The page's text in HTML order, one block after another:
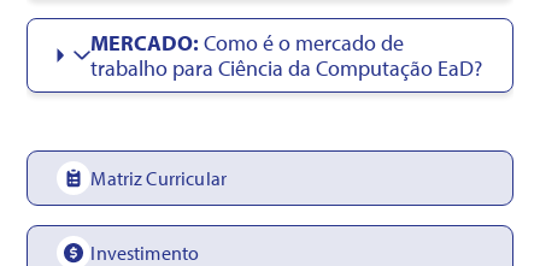
MERCADO: Como é o mercado de
trabalho para Ciência da Computação EaD?
Matriz Curricular
Investimento